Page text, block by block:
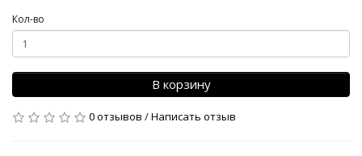
Кол-во
В корзину
0 отзывов /Написать отзыв